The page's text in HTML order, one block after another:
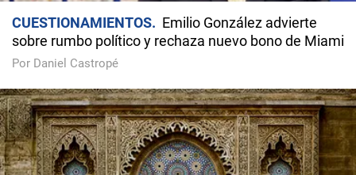
CUESTIONAMIENTOS
Emilio González advierte
sobre rumbo político y rechaza nuevo bono de Miami
Por Daniel Castropé